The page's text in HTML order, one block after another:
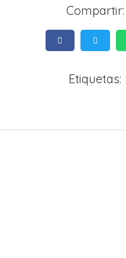
Compartir:
Etiquetas: